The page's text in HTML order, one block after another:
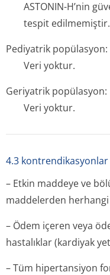
ASTONIN-H’nin
tespit edilmemiştir.
Pediyatrik popülasyon:
Veri yoktur.
Geriyatrik popülasyon:
Veri yoktur.
4.3 kontrendikasyonlar
– Etkin maddeye ve
maddelerden herhangi
– Ödem içeren veya
hastalıklar (kardiyak
– Tüm hipertansiyon